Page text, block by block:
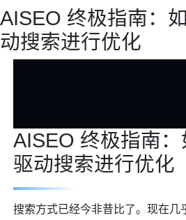
AISEO 终极指南：
动搜索进行优化
AISEO 终极指南
驱动搜索进行优化
搜索方式已经今非昔比了。现在几